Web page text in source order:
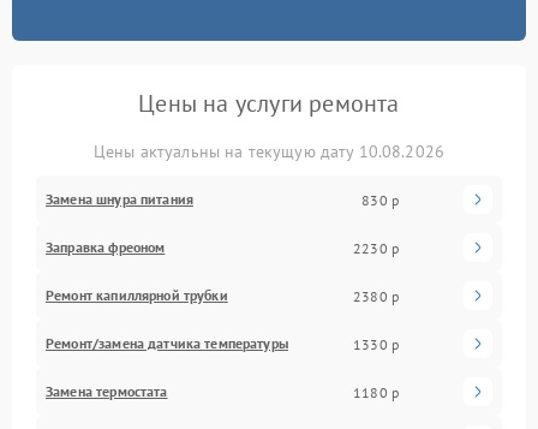
Цены на услуги ремонта
Цены актуальны на текущую дату 10.08.2026
Замена шнура питания 830 р
Заправка фреоном 2230 р
Ремонт капиллярной трубки 2380 р
Ремонт/замена датчика температуры 1330 р
Замена термостата 1180 р